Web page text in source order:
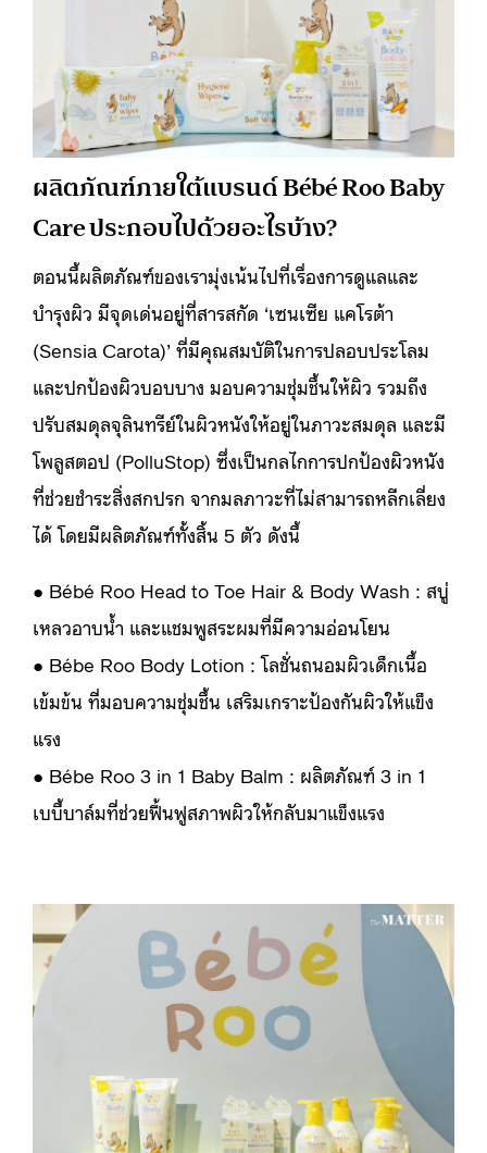
ผลิตภัณฑ์ภายใต้แบรนด์ Bébé Roo Baby
Care ประกอบไปด้วยอะไรบ้าง?
ตอนนี้ผลิตภัณฑ์ของเรามุ่งเน้นไปที่เรื่องการดูแลและ
บำรุงผิว มีจุดเด่นอยู่ที่สารสกัด ‘เซนเซีย แคโรต้า
(Sensia Carota)’ ที่มีคุณสมบัติในการปลอบประโลม
และปกป้องผิวบอบบาง มอบความชุ่มชื้นให้ผิว รวมถึง
ปรับสมดุลจุลินทรีย์ในผิวหนังให้อยู่ในภาวะสมดุล และมี
โพลูสตอป (PolluStop) ซึ่งเป็นกลไกการปกป้องผิวหนัง
ที่ช่วยชำระสิ่งสกปรก จากมลภาวะที่ไม่สามารถหลีกเลี่ยง
ได้ โดยมีผลิตภัณฑ์ทั้งสิ้น 5 ตัว ดังนี้
● Bébé Roo Head to Toe Hair & Body Wash : สบู่
เหลวอาบน้ำ และแชมพูสระผมที่มีความอ่อนโยน
● Bébe Roo Body Lotion : โลชั่นถนอมผิวเด็กเนื้อ
เข้มข้น ที่มอบความชุ่มชื้น เสริมเกราะป้องกันผิวให้แข็ง
แรง
● Bébe Roo 3 in 1 Baby Balm : ผลิตภัณฑ์ 3 in 1
เบบี้บาล์มที่ช่วยฟื้นฟูสภาพผิวให้กลับมาแข็งแรง